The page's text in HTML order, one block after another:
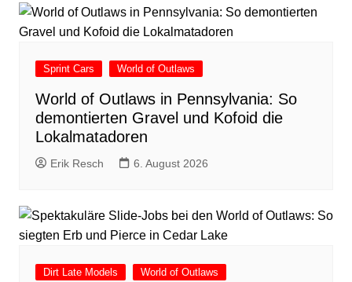
Sprint Cars World of Outlaws
World of Outlaws in Pennsylvania: So
demontierten Gravel und Kofoid die
Lokalmatadoren
Erik Resch 6. August 2026
Dirt Late Models World of Outlaws